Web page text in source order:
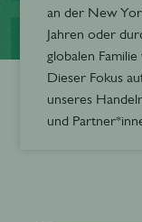
an der New
Jahren oder
globalen
Dieser Fokus
unseres
und